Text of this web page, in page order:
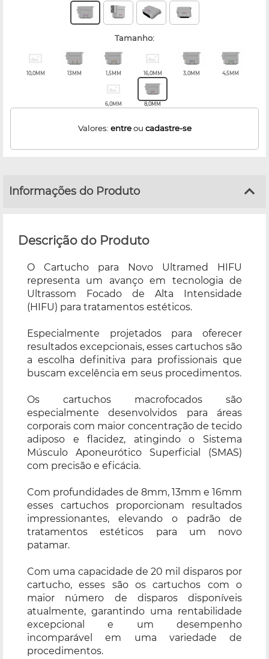
tamanho:
10,0MM 13MM 1,5MM 16,0MM 3,0MM 4,5MM
6,0MM 8,0MM
Valores: entreou cadastre-se
Informações do Produto
Descrição do Produto
O Cartucho para Novo Ultramed HIFU
representa um avanço em tecnologia de
Ultrassom Focado de Alta Intensidade
(HIFU) para tratamentos estéticos.
Especialmente projetados para oferecer
resultados excepcionais, esses cartuchos são
a escolha definitiva para profissionais que
buscam excelência em seus procedimentos.
Os cartuchos macrofocados são
especialmente desenvolvidos para áreas
corporais com maior concentração de tecido
adiposo e flacidez, atingindo o Sistema
Músculo Aponeurótico Superficial (SMAS)
com precisão e eficácia.
Com profundidades de 8mm, 13mm e 16mm
esses cartuchos proporcionam resultados
impressionantes, elevando o padrão de
tratamentos estéticos para um novo
patamar.
Com uma capacidade de 20 mil disparos por
cartucho, esses são os cartuchos com o
maior número de disparos disponíveis
atualmente, garantindo uma rentabilidade
excepcional e um desempenho
incomparável em uma variedade de
procedimentos.